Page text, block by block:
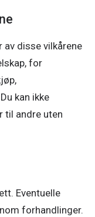
disse vilkårene
for
kan ikke
til andre uten
Eventuelle
forhandlinger.